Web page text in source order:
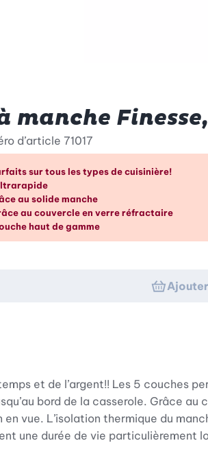
manche
d’article 71017
en un coup
sur tous les types de cuisinière!
au solide manche
au couvercle en verre réfractaire
haut de gamme
et de l’argent!! Les 5 couches
bord de la casserole. Grâce
vue. L’isolation thermique du
une durée de vie particulièrement